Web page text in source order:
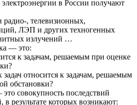
в России получают
, телевизионных,
ЛЭП и других техногенных
излучений …
— это:
к задачам, решаемым при оценке
относится к задачам, решаемым
обстановки?
совокупность последствий
результате которых возникают: